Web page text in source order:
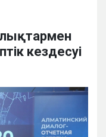
кездесуі